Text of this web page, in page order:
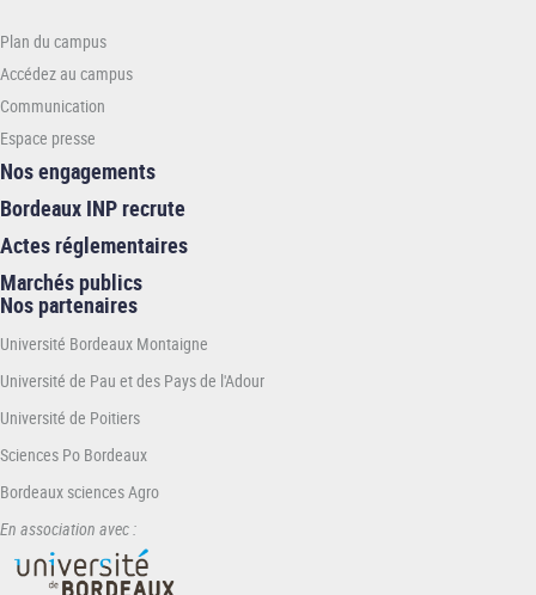
ENSEIRB-
MATMECA
Plan du campus
Accédez au campus
Communication
Espace presse
Nos engagements
Bordeaux INP recrute
Actes réglementaires
Marchés publics
Nos partenaires
Université Bordeaux Montaigne
Université de Pau et des Pays de l'Adour
Université de Poitiers
Sciences Po Bordeaux
Bordeaux sciences Agro
En association avec :